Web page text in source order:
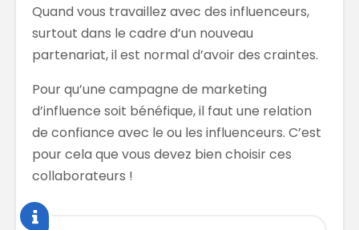
Quand vous travaillez avec des influenceurs,
surtout dans le cadre d’un nouveau
partenariat, il est normal d’avoir des craintes.
Pour qu’une campagne de marketing
d’influence soit bénéfique, il faut une relation
de confiance avec le ou les influenceurs. C’est
pour cela que vous devez bien choisir ces
collaborateurs !